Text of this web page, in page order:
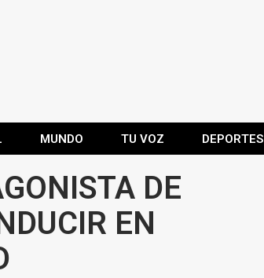
MUNDO TU VOZ DEPORTES
DE
EN